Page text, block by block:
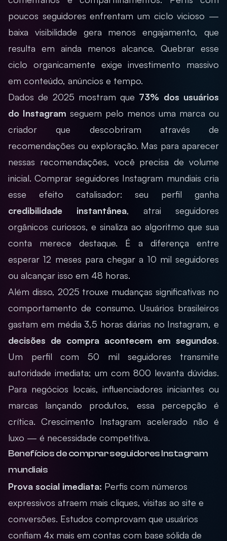
poucos seguidores enfrentam um ciclo vicioso —
baixa visibilidade gera menos engajamento, que
resulta em ainda menos alcance. Quebrar esse
ciclo organicamente exige investimento massivo
em conteúdo, anúncios e tempo.
Dados de 2025 mostram que 73% dos usuários
do Instagram seguem pelo menos uma marca ou
criador que descobriram através de
recomendações ou exploração. Mas para aparecer
nessas recomendações, você precisa de volume
inicial. Comprar seguidores Instagram mundiais cria
esse efeito catalisador: seu perfil ganha
credibilidade instantânea, atrai seguidores
orgânicos curiosos, e sinaliza ao algoritmo que sua
conta merece destaque. É a diferença entre
esperar 12 meses para chegar a 10 mil seguidores
ou alcançar isso em 48 horas.
Além disso, 2025 trouxe mudanças significativas no
comportamento de consumo. Usuários brasileiros
gastam em média 3,5 horas diárias no Instagram, e
decisões de compra acontecem em segundos.
Um perfil com 50 mil seguidores transmite
autoridade imediata; um com 800 levanta dúvidas.
Para negócios locais, influenciadores iniciantes ou
marcas lançando produtos, essa percepção é
crítica. Crescimento Instagram acelerado não é
luxo — é necessidade competitiva.
Benefícios de comprar seguidores Instagram
mundiais
Prova social imediata: Perfis com números
expressivos atraem mais cliques, visitas ao site e
conversões. Estudos comprovam que usuários
confiam 4x mais em contas com base sólida de